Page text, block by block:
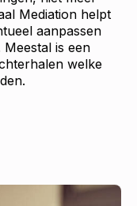
Mediation helpt
aanpassen
is een
welke